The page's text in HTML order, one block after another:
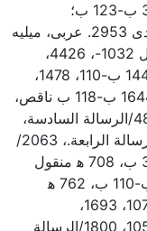
-مخطوطات: فاتح 3938/94 ب-123 ب؛
5298/29-42، 783 ه‍. -مرادى 2953. عربى، ميليه
971/1-26 ب منقول عن أصل 1032-، 4426،
1302 ه‍. -أسعد أفندي 1448/90 ب-110، 1478،
1323، 3521-أياصوفيا 1644/117 ب-118 ب ناقص،
834 ه‍ منقول عن أصل، 4875/الرسالة السادسة،
ورقة 224، 750 ه‍؛ 1684/الرسالة الرابعة.، 2063/
الرسالة الرابعة، ورقة 34/68 ب، 708 ه‍ منقول
عن أصل-ولي الدين 51/91 ب-110 ب، 762 ه‍
منقول عن أصل، 1688/87-107، 1693،
1833/153-172، 1794/89-105، 1800/الرسالة